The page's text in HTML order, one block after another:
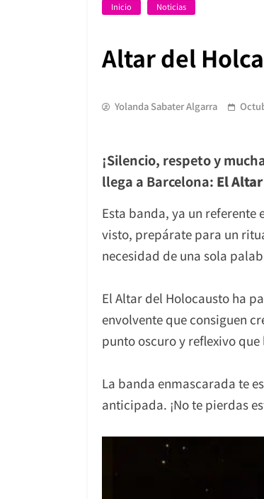
Inicio Noticias
Altar del
Yolanda Sabater Algarra
¡Silencio, respeto y
llega a Barcelona: El
Esta banda, ya un referente
visto, prepárate para un
necesidad de una sola
El Altar del Holocausto ha
envolvente que consiguen
punto oscuro y reflexivo
La banda enmascarada te
anticipada. ¡No te pierdas